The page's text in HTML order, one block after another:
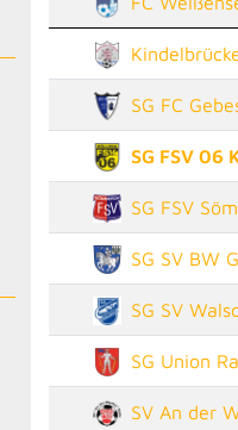
SG FC
SG FSV 06
SG FSV
SG SV BW
SG SV
SG Union
SV An der